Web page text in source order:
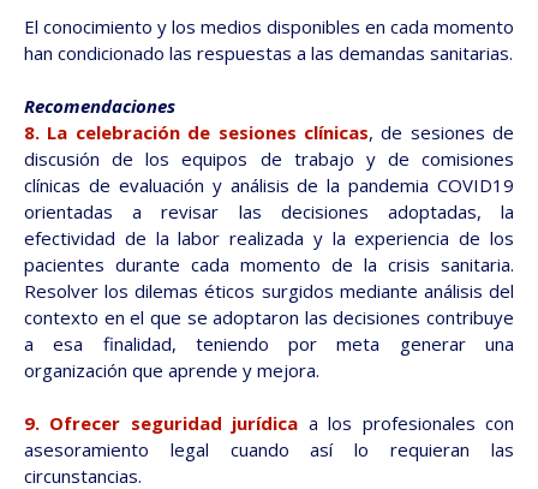
El conocimiento y los medios disponibles en cada momento
han condicionado las respuestas a las demandas sanitarias.
Recomendaciones
8. La celebración de sesiones clínicas, de sesiones de
discusión de los equipos de trabajo y de comisiones
clínicas de evaluación y análisis de la pandemia COVID19
orientadas a revisar las decisiones adoptadas, la
efectividad de la labor realizada y la experiencia de los
pacientes durante cada momento de la crisis sanitaria.
Resolver los dilemas éticos surgidos mediante análisis del
contexto en el que se adoptaron las decisiones contribuye
a esa finalidad, teniendo por meta generar una
organización que aprende y mejora.
9. Ofrecer seguridad jurídica a los profesionales con
asesoramiento legal cuando así lo requieran las
circunstancias.